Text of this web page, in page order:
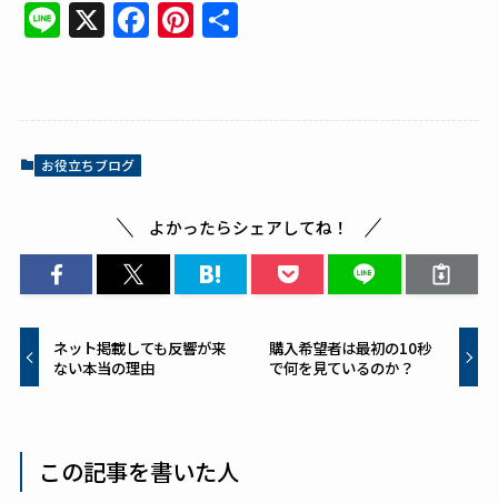
Li X F
e
o
k
Pi
re
共
お役立ちブログ
よかったらシェアしてね！
ネット掲載しても反響が来
ない本当の理由
購入希望者は最初の10秒
で何を見ているのか？
この記事を書いた人